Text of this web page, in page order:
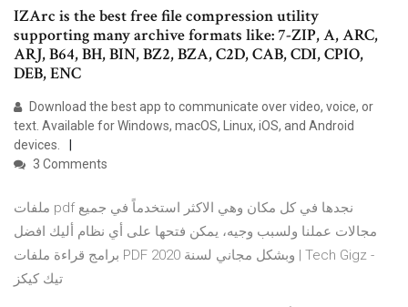
IZArc is the best free file compression utility
supporting many archive formats like: 7-ZIP, A, ARC,
ARJ, B64, BH, BIN, BZ2, BZA, C2D, CAB, CDI, CPIO,
DEB, ENC
Download the best app to communicate over video, voice, or
text. Available for Windows, macOS, Linux, iOS, and Android
devices.
3 Comments
ملفات pdf نجدها في كل مكان وهي الاكثر استخدماً في جميع
مجالات عملنا ولسبب وجيه، يمكن فتحها على أي نظام أليك افضل
برامج قراءة ملفات PDF وبشكل مجاني لسنة 2020 | Tech Gigz -
تيك كيكز